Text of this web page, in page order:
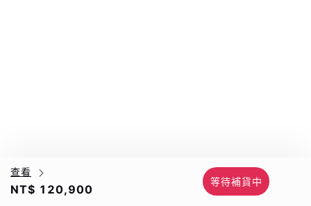
查看
NT$ 120,900
等待補貨中